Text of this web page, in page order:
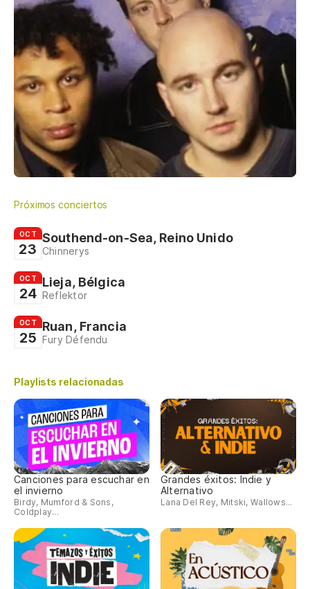
Próximos conciertos
OCT
23
Southend-on-Sea, Reino Unido
Chinnerys
OCT
24
Lieja, Bélgica
Reflektor
OCT
25
Ruan, Francia
Fury Défendu
Playlists relacionadas
Canciones para escuchar en
el invierno
Birdy, Mumford & Sons,
Coldplay...
Grandes éxitos: Indie y
Alternativo
Lana Del Rey, Mitski, Wallows...